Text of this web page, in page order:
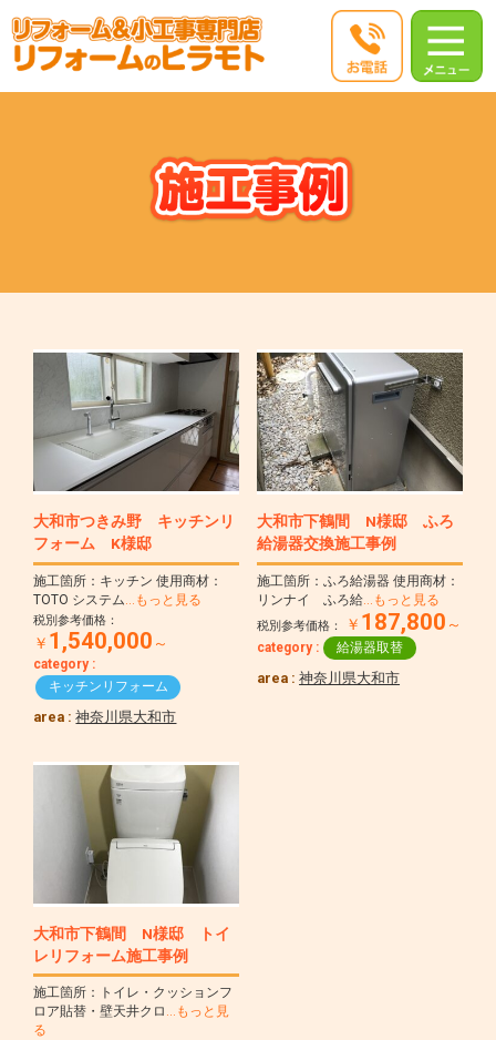
大和市つきみ野 キッチンリ
フォーム K様邸
施工箇所：キッチン 使用商材：
TOTO システム
…もっと見る
税別参考価格：
￥ 1,540,000 ～
category :
キッチンリフォーム
area :神奈川県大和市
大和市下鶴間 N様邸 ふろ
給湯器交換施工事例
施工箇所：ふろ給湯器 使用商材：
リンナイ ふろ給 …もっと見る
税別参考価格： ￥ 187,800 ～
category : 給湯器取替
area :神奈川県大和市
大和市下鶴間 N様邸 トイ
レリフォーム施工事例
施工箇所：トイレ・クッションフ
ロア貼替・壁天井クロ …もっと見
る